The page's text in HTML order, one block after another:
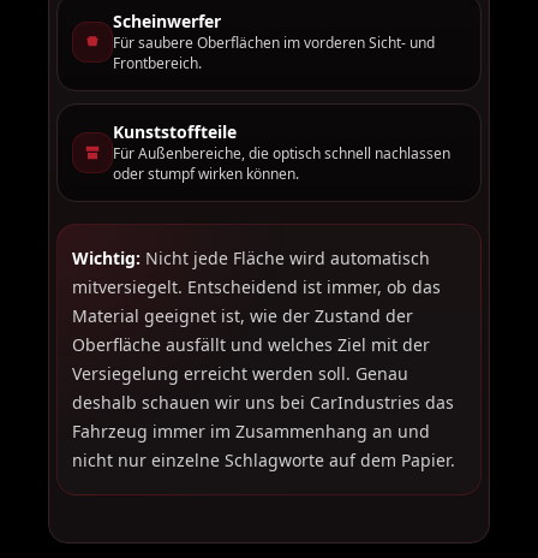
Scheinwerfer
Für saubere Oberflächen im vorderen Sicht- und
Frontbereich.
Kunststoffteile
Für Außenbereiche, die optisch schnell nachlassen
oder stumpf wirken können.
Wichtig: Nicht jede Fläche wird automatisch
mitversiegelt. Entscheidend ist immer, ob das
Material geeignet ist, wie der Zustand der
Oberfläche ausfällt und welches Ziel mit der
Versiegelung erreicht werden soll. Genau
deshalb schauen wir uns bei CarIndustries das
Fahrzeug immer im Zusammenhang an und
nicht nur einzelne Schlagworte auf dem Papier.